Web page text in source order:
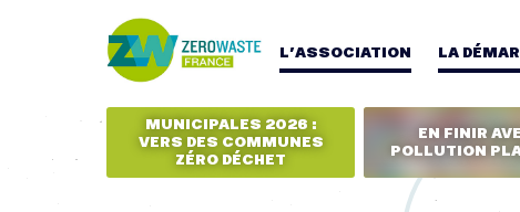
L’ASSOCIATION LA
MUNICIPALES 2026 :
VERS DES COMMUNES
ZÉRO DÉCHET
EN FINIR
POLLUTION